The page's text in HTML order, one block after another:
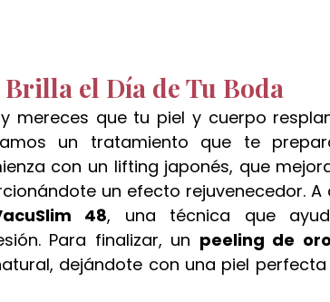
el Día de Tu Boda
un tratamiento que te
con un lifting japonés, que
un efecto rejuvenecedor. A
48, una técnica que
Para finalizar, un peeling de oro
dejándote con una piel